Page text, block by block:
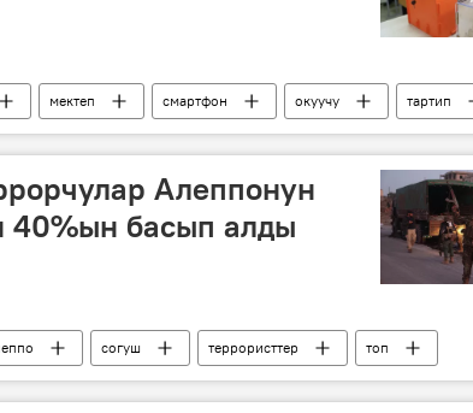
мектеп смартфон окуучу тартип
Алеппонун
басып алды
согуш террористтер
топ